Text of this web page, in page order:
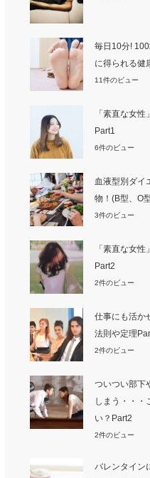
毎日10分!
に得られる
11件のビュー
「素直な女
Part1
6件のビュー
血液型別ダイ
物！(B型、O
3件のビュー
「素直な女
Part2
2件のビュー
仕事にも活か
法則や定理
2件のビュー
ついつい部下
しまう・・・
い？Part2
2件のビュー
バレンタイン